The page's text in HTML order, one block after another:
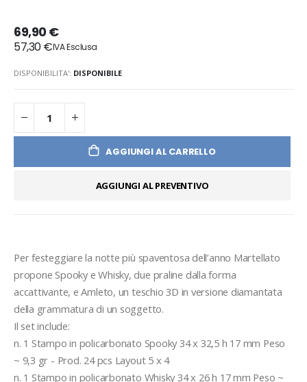
69,90 €
57,30 €
DISPONIBILITA': DISPONIBILE
AGGIUNGI AL CARRELLO
AGGIUNGI AL PREVENTIVO
Per festeggiare la notte più spaventosa dell’anno Martellato
propone Spooky e Whisky, due praline dalla forma
accattivante, e Amleto, un teschio 3D in versione diamantata
della grammatura di un soggetto.
Il set include:
n. 1 Stampo in policarbonato Spooky 34 x 32,5 h 17 mm Peso
~ 9,3 gr - Prod. 24 pcs Layout 5 x 4
n. 1 Stampo in policarbonato Whisky 34 x 26 h 17 mm Peso ~